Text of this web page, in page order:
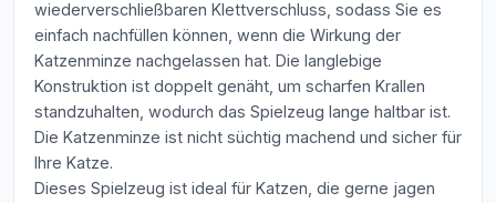
wiederverschließbaren Klettverschluss, sodass Sie es
einfach nachfüllen können, wenn die Wirkung der
Katzenminze nachgelassen hat. Die langlebige
Konstruktion ist doppelt genäht, um scharfen Krallen
standzuhalten, wodurch das Spielzeug lange haltbar ist.
Die Katzenminze ist nicht süchtig machend und sicher für
Ihre Katze.
Dieses Spielzeug ist ideal für Katzen, die gerne jagen